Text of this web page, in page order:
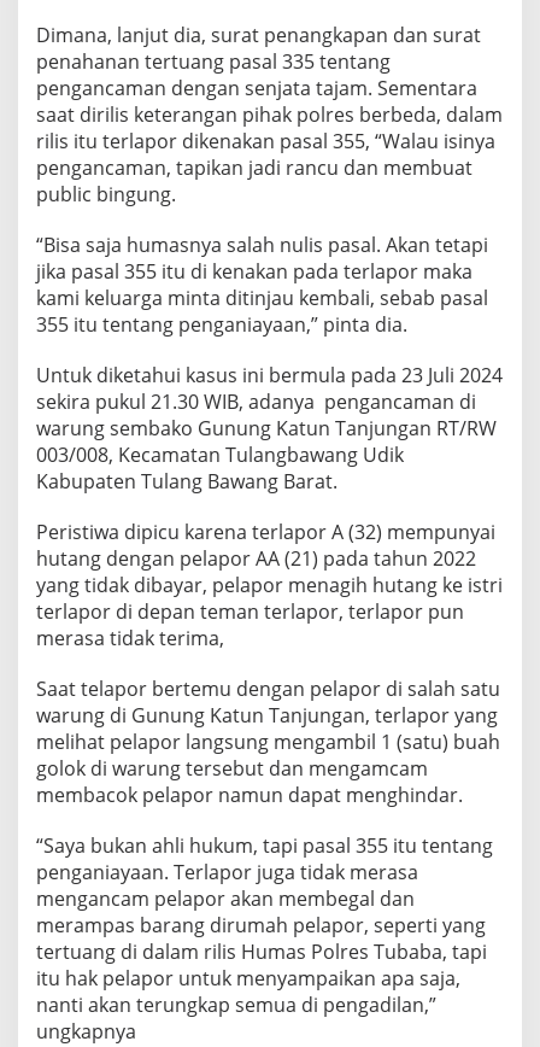
Dimana, lanjut dia, surat penangkapan dan surat
penahanan tertuang pasal 335 tentang
pengancaman dengan senjata tajam. Sementara
saat dirilis keterangan pihak polres berbeda, dalam
rilis itu terlapor dikenakan pasal 355, “Walau isinya
pengancaman, tapikan jadi rancu dan membuat
public bingung.
“Bisa saja humasnya salah nulis pasal. Akan tetapi
jika pasal 355 itu di kenakan pada terlapor maka
kami keluarga minta ditinjau kembali, sebab pasal
355 itu tentang penganiayaan,” pinta dia.
Untuk diketahui kasus ini bermula pada 23 Juli 2024
sekira pukul 21.30 WIB, adanya pengancaman di
warung sembako Gunung Katun Tanjungan RT/RW
003/008, Kecamatan Tulangbawang Udik
Kabupaten Tulang Bawang Barat.
Peristiwa dipicu karena terlapor A (32) mempunyai
hutang dengan pelapor AA (21) pada tahun 2022
yang tidak dibayar, pelapor menagih hutang ke istri
terlapor di depan teman terlapor, terlapor pun
merasa tidak terima,
Saat telapor bertemu dengan pelapor di salah satu
warung di Gunung Katun Tanjungan, terlapor yang
melihat pelapor langsung mengambil 1 (satu) buah
golok di warung tersebut dan mengamcam
membacok pelapor namun dapat menghindar.
“Saya bukan ahli hukum, tapi pasal 355 itu tentang
penganiayaan. Terlapor juga tidak merasa
mengancam pelapor akan membegal dan
merampas barang dirumah pelapor, seperti yang
tertuang di dalam rilis Humas Polres Tubaba, tapi
itu hak pelapor untuk menyampaikan apa saja,
nanti akan terungkap semua di pengadilan,”
ungkapnya